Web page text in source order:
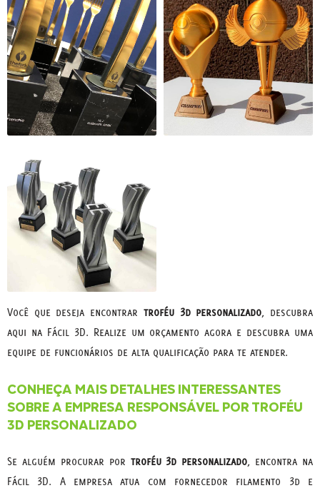
Você que deseja encontrar troféu 3d personalizado, descubra
aqui na Fácil 3D. Realize um orçamento agora e descubra uma
equipe de funcionários de alta qualificação para te atender.
CONHEÇA MAIS DETALHES INTERESSANTES
SOBRE A EMPRESA RESPONSÁVEL POR TROFÉU
3D PERSONALIZADO
Se alguém procurar por troféu 3d personalizado, encontra na
Fácil 3D. A empresa atua com fornecedor filamento 3d e